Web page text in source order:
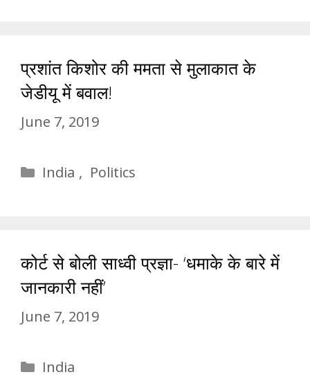
प्रशांत किशोर की ममता से मुलाकात के
जेडीयू में बवाल!
June 7, 2019
Categories
India , Politics
कोर्ट से बोली साध्वी प्रज्ञा- ‘धमाके के बारे में
जानकारी नहीं’
June 7, 2019
Categories
India